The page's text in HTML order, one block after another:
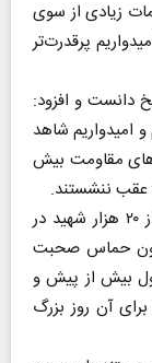
زیادی از سوی
پرقدرت‌تر
دانست و افزود:
و امیدواریم شاهد
مقاومت بیش
عقب ننشستند.
رئیس رسانه ملی ضمن اشاره به تقدیم بیش از ۲۰ هزار شهید در
حماس صحبت
بیش از پیش و
آن روز بزرگ